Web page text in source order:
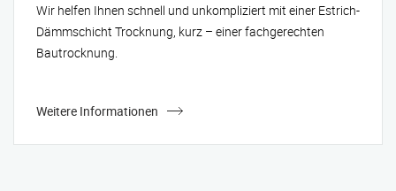
Wir helfen Ihnen schnell und unkompliziert mit einer Estrich-
Dämmschicht Trocknung, kurz – einer fachgerechten
Bautrocknung.
Weitere Informationen